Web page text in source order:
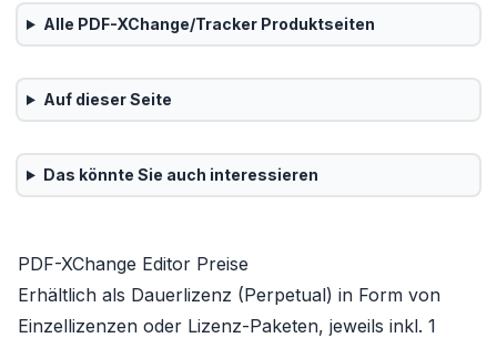
Alle PDF-XChange/TrackerProduktseiten
Auf dieser Seite
Das könnte Sie auch interessieren
PDF-XChange Editor Preise
Erhältlich als Dauerlizenz (Perpetual) in Form von
Einzellizenzen oder Lizenz-Paketen, jeweils inkl. 1